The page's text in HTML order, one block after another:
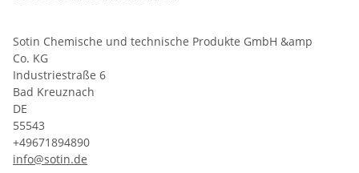
Sotin Chemische und technische Produkte GmbH &amp
Co. KG
Industriestraße 6
Bad Kreuznach
DE
55543
+49671894890
info@sotin.de